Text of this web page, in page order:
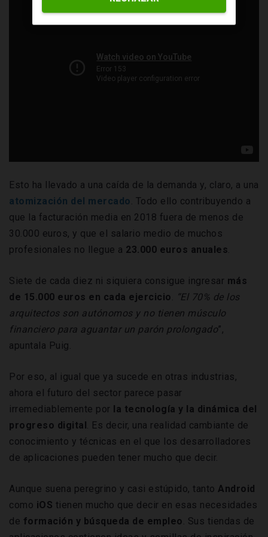
Esto ha llevado a una caída de la demanda y, claro, a una
atomización del mercado. Todo ello contribuyendo a
que la facturación media en 2018 fuera de menos de
30.000 euros, y que el salario medio de muchos
profesionales no llegue a 23.000 euros anuales.
Siete de cada diez ni siquiera consigue ingresar más
de 15.000 euros en cada ejercicio. “El 70% de los
arquitectos son autónomos y no tienen músculo
financiero para aguantar un parón prolongado”,
apuntala Puig.
Por eso, al igual que ya sucede en otras industrias,
ahora el futuro del sector parece pasar
irremediablemente por la tecnología y la dinámica del
progreso digital . Es decir, una realidad cambiante de
conocimiento y técnicas en el que los desarrolladores
de aplicaciones pueden tener mucho que decir.
Aunque suena peregrino y casi estúpido, tanto Android
como iOS tienen mucho que decir en esas necesidades
de formación y búsqueda de empleo. Sus tiendas de